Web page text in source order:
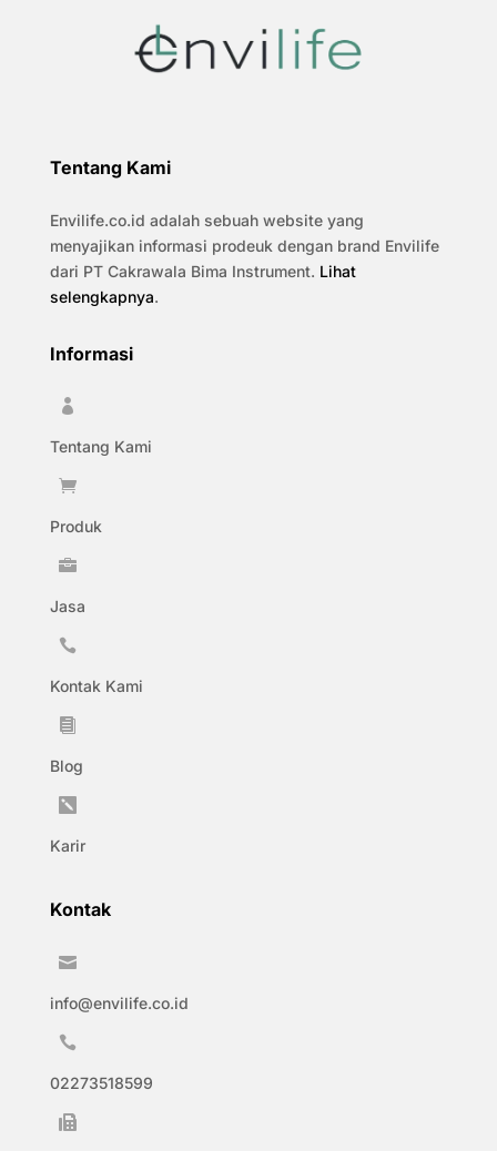
Tentang Kami
Envilife.co.id adalah sebuah website yang
menyajikan informasi prodeuk dengan brand Envilife
dari PT Cakrawala Bima Instrument. Lihat
selengkapnya.
Informasi

Tentang Kami

Produk

Jasa

Kontak Kami

Blog

Karir
Kontak

info@envilife.co.id

02273518599
